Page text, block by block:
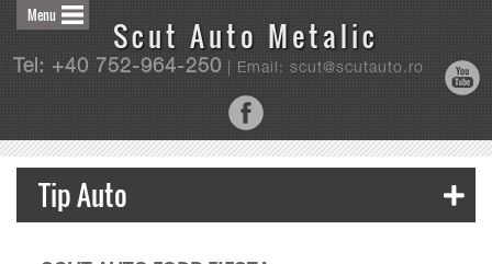
Scut Auto Metalic
Tel: +40 752-964-250| Email: scut@scutauto.ro
Menu
Tip Auto